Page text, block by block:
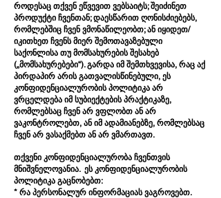
როდესაც თქვენ ეწვევით ვებსაიტს; შეიძინეთ
პროდუქტი ჩვენთან; დაესწარით ღონისძიებებს,
რომლებშიც ჩვენ ვმონაწილეობთ; ან იყიდეთ/
იკითხეთ ჩვენს მიერ შემოთავაზებული
საქონლისა თუ მომსახურების შესახებ
(„მომსახურებები“). გარდა იმ შემთხვევისა, რაც აქ
პირდაპირ არის გათვალისწინებული, ეს
კონფიდენციალურობის პოლიტიკა არ
ვრცელდება იმ სუბიექტების პრაქტიკაზე,
რომლებსაც ჩვენ არ ვფლობთ ან არ
ვაკონტროლებთ, ან იმ ადამიანებზე, რომლებსაც
ჩვენ არ ვასაქმებთ ან არ ვმართავთ.
თქვენი კონფიდენციალურობა ჩვენთვის
მნიშვნელოვანია. ეს კონფიდენციალურობის
პოლიტიკა გაცნობებთ:
* რა პერსონალურ ინფორმაციას ვაგროვებთ.